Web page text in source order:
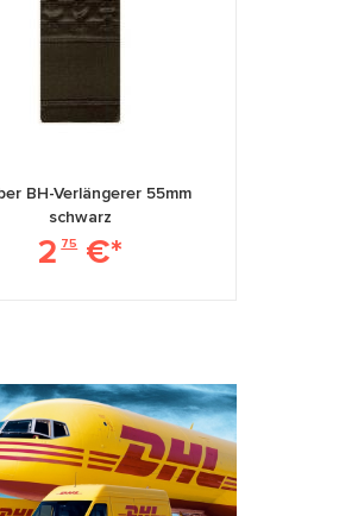
BH-Verlängerer 55mm
schwarz
2 75€*